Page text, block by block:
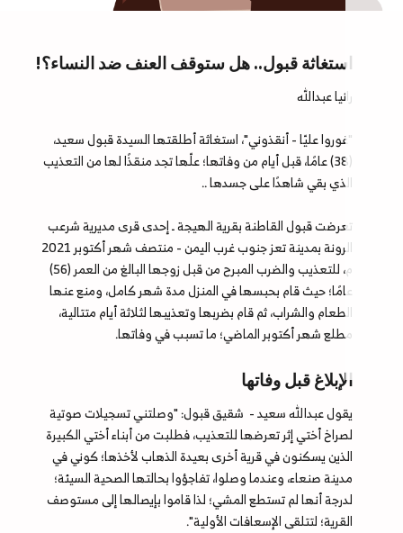
استغاثة قبول.. هل ستوقف العنف ضد النساء؟!
رانيا عبدالله
"غوروا عليّا - أنقذوني"، استغاثة أطلقتها السيدة قبول سعيد،
(38) عامًا، قبل أيام من وفاتها؛ علّها تجد منقذًا لها من التعذيب
الذي بقي شاهدًا على جسدها ..
تعرضت قبول القاطنة بقرية الهيجة ـ إحدى قرى مديرية شرعب
الرونة بمدينة تعز جنوب غرب اليمن - منتصف شهر أكتوبر 2021
م، للتعذيب والضرب المبرح من قبل زوجها البالغ من العمر (56)
عامًا؛ حيث قام بحبسها في المنزل مدة شهر كامل، ومنع عنها
الطعام والشراب، ثم قام بضربها وتعذيبها لثلاثة أيام متتالية،
مطلع شهر أكتوبر الماضي؛ ما تسبب في وفاتها.
الإبلاغ قبل وفاتها
يقول عبدالله سعيد - شقيق قبول: "وصلتني تسجيلات صوتية
لصراخ أختي إثر تعرضها للتعذيب، فطلبت من أبناء أختي الكبيرة
الذين يسكنون في قرية أخرى بعيدة الذهاب لأخذها؛ كوني في
مدينة صنعاء، وعندما وصلوا، تفاجؤوا بحالتها الصحية السيئة؛
لدرجة أنها لم تستطع المشي؛ لذا قاموا بإيصالها إلى مستوصف
القرية؛ لتتلقى الإسعافات الأولية".